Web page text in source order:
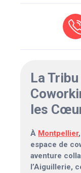
La Tribu
les
À Montpellier
espace de
aventure
l’Aiguillerie,